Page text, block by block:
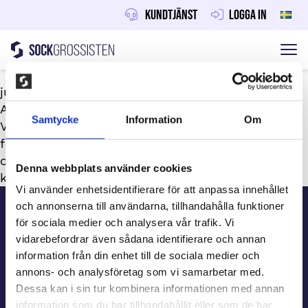
Samtycke Information Om
Denna webbplats använder cookies
Vi använder enhetsidentifierare för att anpassa innehållet
och annonserna till användarna, tillhandahålla funktioner
för sociala medier och analysera vår trafik. Vi
vidarebefordrar även sådana identifierare och annan
information från din enhet till de sociala medier och
annons- och analysföretag som vi samarbetar med.
Dessa kan i sin tur kombinera informationen med annan
information som du har tillhandahållit eller som de har
Kundtjänst Logga in
Hoppa till innehåll
Sockgrossisten
juni 30, 2026
Av
Vi rekommenderar två till fyra veckors aktiv
försäljning. Startpaketet kommer inom en vecka
och varorna levereras inom 5-10 arbetsdagar, så
klasskassan fylls i god tid före resan.
Sidfot
Kundtjänst
Beställ information